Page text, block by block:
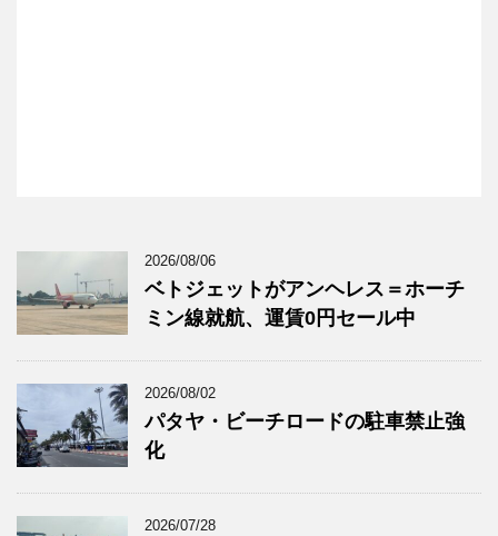
2026/08/06
ベトジェットがアンヘレス＝ホーチ
ミン線就航、運賃0円セール中
2026/08/02
パタヤ・ビーチロードの駐車禁止強
化
2026/07/28